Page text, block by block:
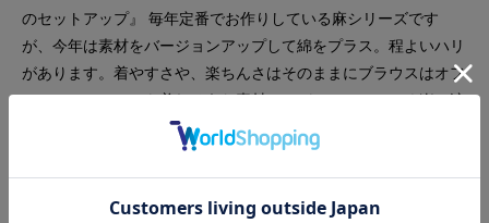
のセットアップ』 毎年定番でお作りしている麻シリーズです
が、今年は素材をバージョンアップして綿をプラス。程よいハリ
があります。着やすさや、楽ちんさはそのままにブラウスはオフ
ィスカジュアルでも着れそうな素材に。パンツはとにかく楽で涼
しいので、夏はこればかりヘビロテしたい！と思えますよ。ブラ
ウスは身体が程よく泳ぐゆとりあるサイズ感、パンツはいつも通
りのサイズで楽にはけました。